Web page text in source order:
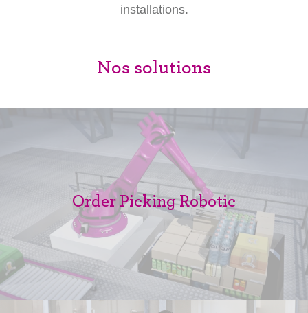
installations.
Nos solutions
Order Picking Robotic